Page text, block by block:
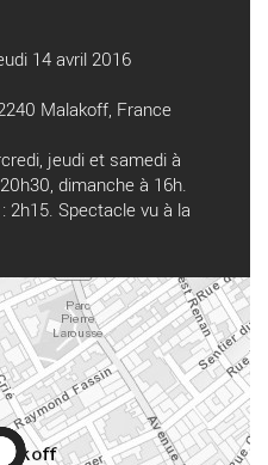
14 avril 2016
Malakoff, France
jeudi et samedi à
dimanche à 16h.
2h15. Spectacle vu à la